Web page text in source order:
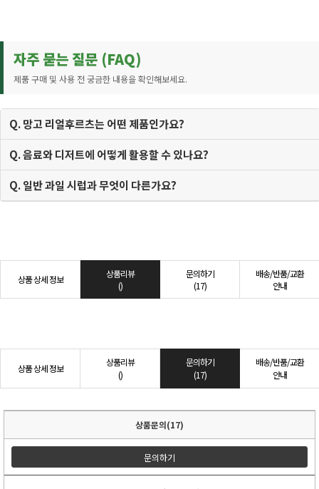
자주 묻는 질문 (FAQ)
제품 구매 및 사용 전 궁금한 내용을 확인해보세요.
Q. 망고 리얼후르츠는 어떤 제품인가요?
Q. 음료와 디저트에 어떻게 활용할 수 있나요?
Q. 일반 과일 시럽과 무엇이 다른가요?
상품 상세 정보
상품리뷰
()
문의하기
(17)
배송/반품/교환
안내
상품 상세 정보
상품리뷰
()
문의하기
(17)
배송/반품/교환
안내
상품문의(17)
문의하기